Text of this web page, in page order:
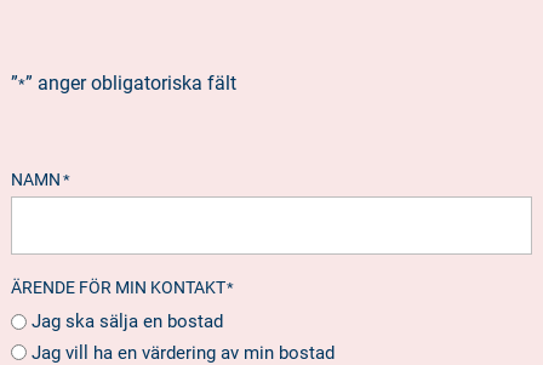
”*” anger obligatoriska fält
NAMN *
ÄRENDE FÖR MIN KONTAKT*
Jag ska sälja en bostad
Jag vill ha en värdering av min bostad